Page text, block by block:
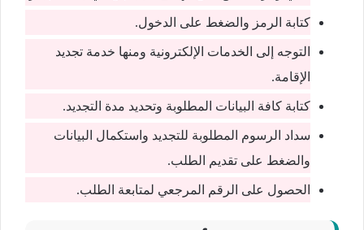
كتابة الرمز والضغط على الدخول.
التوجه إلى الخدمات الإلكترونية ومنها خدمة تجديد
الإقامة.
كتابة كافة البيانات المطلوبة وتحديد مدة التجديد.
سداد الرسوم المطلوبة للتجديد واستكمال البيانات
والضغط على تقديم الطلب.
الحصول على الرقم المرجعي لمتابعة الطلب.